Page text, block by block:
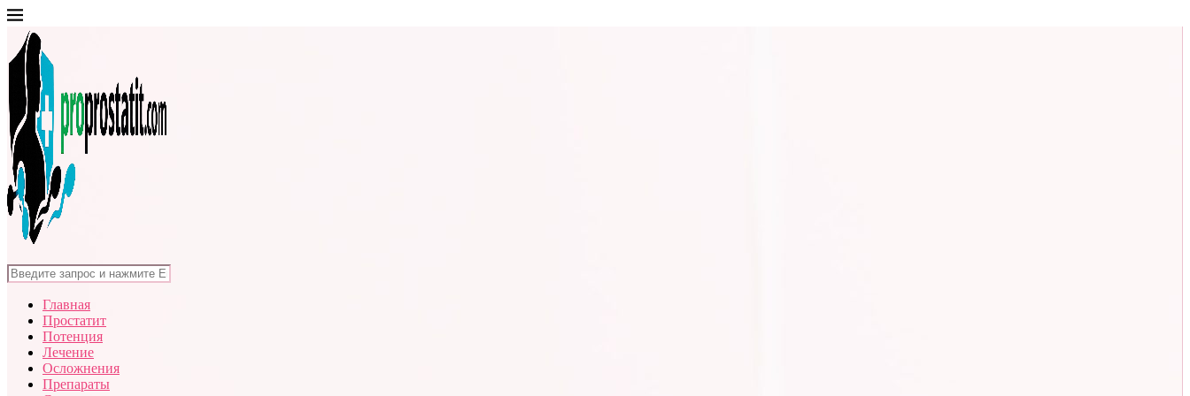
Главная
Простатит
Потенция
Лечение
Осложнения
Препараты